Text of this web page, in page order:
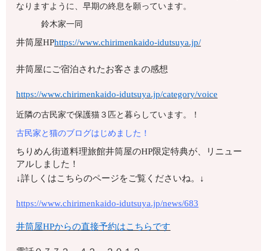
なりますように、早期の終息を願っています。
鈴木家一同
井筒屋HPhttps://www.chirimenkaido-idutsuya.jp/
井筒屋にご宿泊されたお客さまの感想
https://www.chirimenkaido-idutsuya.jp/category/voice
近隣の古民家で保護猫３匹と暮らしています。！
古民家と猫のブログはじめました！
ちりめん街道料理旅館井筒屋のHP限定特典が、リニュー
アルしました！
↓詳しくはこちらのページをご覧くださいね。↓
https://www.chirimenkaido-idutsuya.jp/news/683
井筒屋HPからの直接予約はこちらです